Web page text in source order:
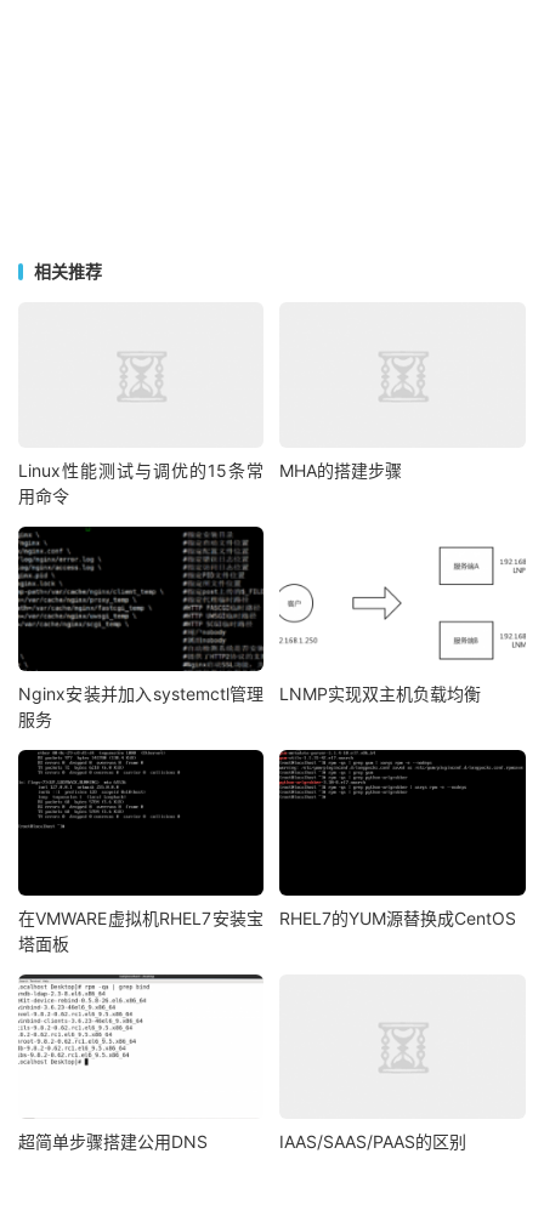
相关推荐
Linux性能测试与调优的15条常
用命令
MHA的搭建步骤
Nginx安装并加入systemctl管理
服务
LNMP实现双主机负载均衡
在VMWARE虚拟机RHEL7安装宝
塔面板
RHEL7的YUM源替换成CentOS
超简单步骤搭建公用DNS IAAS/SAAS/PAAS的区别